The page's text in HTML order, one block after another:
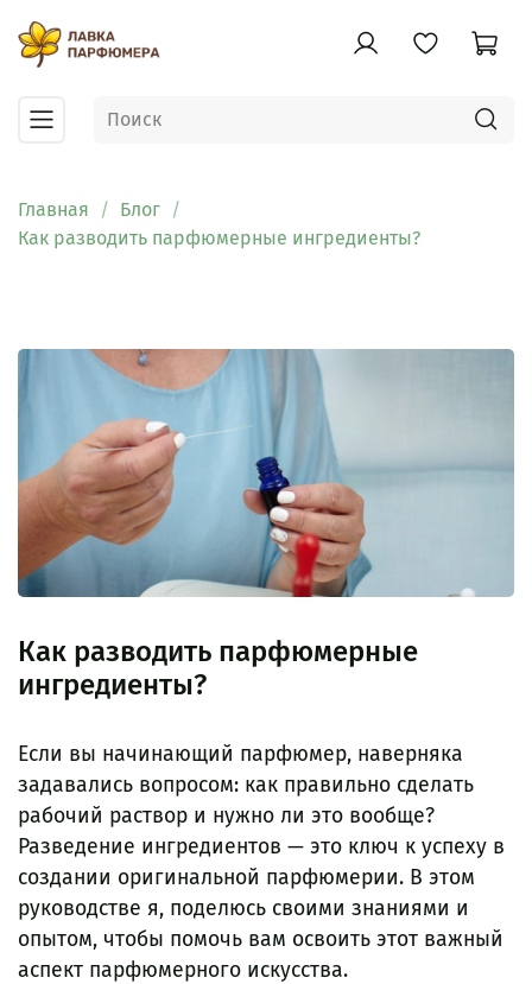
Главная
Блог
Как разводить парфюмерные ингредиенты?
Как разводить парфюмерные
ингредиенты?
Если вы начинающий парфюмер, наверняка
задавались вопросом: как правильно сделать
рабочий раствор и нужно ли это вообще?
Разведение ингредиентов — это ключ к успеху в
создании оригинальной парфюмерии. В этом
руководстве я, поделюсь своими знаниями и
опытом, чтобы помочь вам освоить этот важный
аспект парфюмерного искусства.